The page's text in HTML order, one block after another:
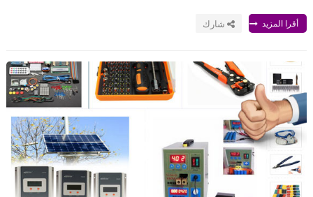
أقرا المزيد شارك